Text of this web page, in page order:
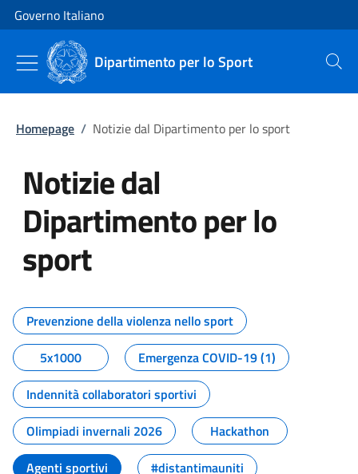
Vai al contenuto
Vai alla navigazione del sito
Governo Italiano
Dipartimento per lo Sport Cerca
Homepage / Notizie dal Dipartimento per lo sport
Notizie dal
Dipartimento per lo
sport
Tutti i contenuti della pagina
Prevenzione della violenza nello sport
5x1000
Emergenza COVID-19 (1)
Indennità collaboratori sportivi
Olimpiadi invernali 2026
Hackathon
Agenti sportivi
#distantimauniti